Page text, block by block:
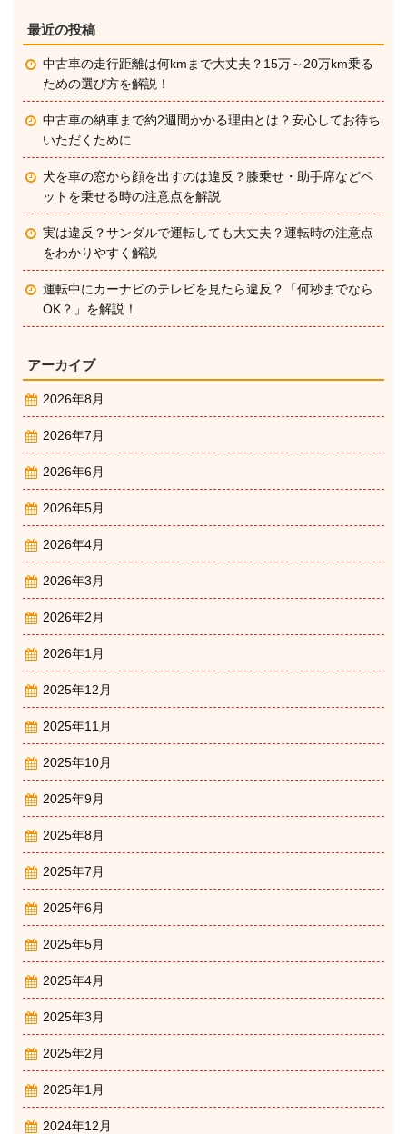
最近の投稿
中古車の走行距離は何kmまで大丈夫？15万～20万km乗る
ための選び方を解説！
中古車の納車まで約2週間かかる理由とは？安心してお待ち
いただくために
犬を車の窓から顔を出すのは違反？膝乗せ・助手席などペ
ットを乗せる時の注意点を解説
実は違反？サンダルで運転しても大丈夫？運転時の注意点
をわかりやすく解説
運転中にカーナビのテレビを見たら違反？「何秒までなら
OK？」を解説！
アーカイブ
2026年8月
2026年7月
2026年6月
2026年5月
2026年4月
2026年3月
2026年2月
2026年1月
2025年12月
2025年11月
2025年10月
2025年9月
2025年8月
2025年7月
2025年6月
2025年5月
2025年4月
2025年3月
2025年2月
2025年1月
2024年12月